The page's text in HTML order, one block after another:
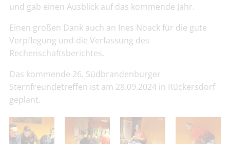
und gab einen Ausblick auf das kommende Jahr.
Einen großen Dank auch an Ines Noack für die gute
Verpflegung und die Verfassung des
Rechenschaftsberichtes.
Das kommende 26. Südbrandenburger
Sternfreundetreffen ist am 28.09.2024 in Rückersdorf
geplant.